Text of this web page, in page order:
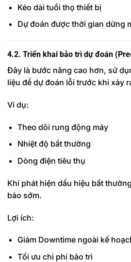
Kéo dài tuổi thọ thiết bị
Dự đoán được thời gian dừng
4.2. Triển khai bảo trì dự đoán
Đây là bước nâng cao hơn, sử
liệu để dự đoán lỗi trước khi xảy
Ví dụ:
Theo dõi rung động máy
Nhiệt độ bất thường
Dòng điện tiêu thụ
Khi phát hiện dấu hiệu bất
báo sớm.
Lợi ích:
Giảm Downtime ngoài kế
Tối ưu chi phí bảo trì